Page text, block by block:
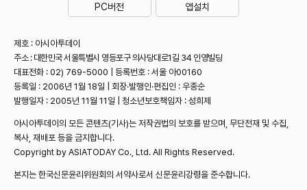
PC버전 앱설치
제호 : 아시아투데이
주소 : 대한민국 서울특별시 영등포구 의사당대로1길 34 인영빌딩
대표전화 : 02) 769-5000 | 등록번호 : 서울 아00160
등록일 : 2006년 1월 18일 | 회장·발행인·편집인 : 우종순
발행일자 : 2005년 11월 11일 | 청소년보호책임자 : 성희제
아시아투데이의 모든 콘텐츠(기사)는 저작권법의 보호를 받으며, 무단전재 및 수집,
복사, 재배포 등을 금지합니다.
Copyright by ASIATODAY Co., Ltd. All Rights Reserved.
본지는 한국신문윤리위원회의 서약사로서 신문윤리강령을 준수합니다.